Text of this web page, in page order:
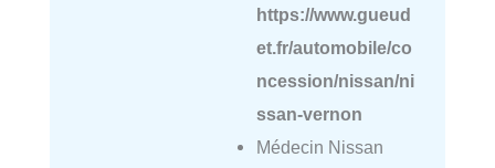
https://www.gueud
et.fr/automobile/co
ncession/nissan/ni
ssan-vernon
Médecin Nissan